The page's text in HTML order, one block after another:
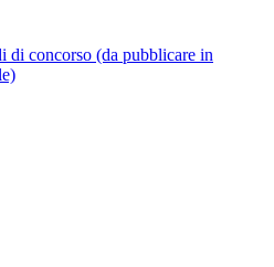
di concorso (da pubblicare in